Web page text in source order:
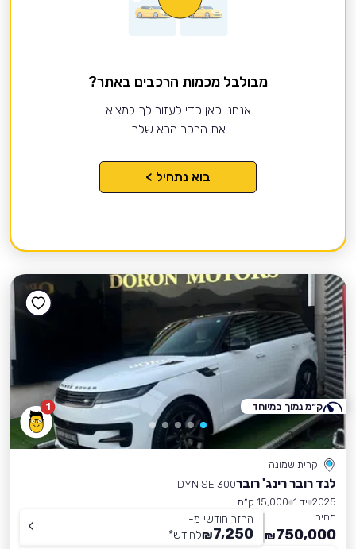
מבולבל מכמות הרכבים באתר?
אנחנו כאן כדי לעזור לך למצוא
את הרכב הבא שלך
בוא נתחיל >
1
קרית שמונה
לנד רובר רינג' רוברDYN SE 300
2025 יד 1
15,000 ק״מ
מחיר
750,000
₪
החזר חודשי מ-
7,250
₪לחודש*
ק״מ נמוך במיוחד